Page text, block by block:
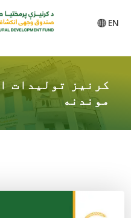
EN
کرنیز تولیدات
موندنه